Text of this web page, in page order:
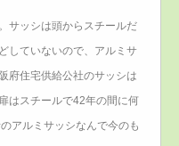
サッシは頭からスチールだ
していないので、アルミサ
府住宅供給公社のサッシは
はスチールで42年の間に何
アルミサッシなんで今のも